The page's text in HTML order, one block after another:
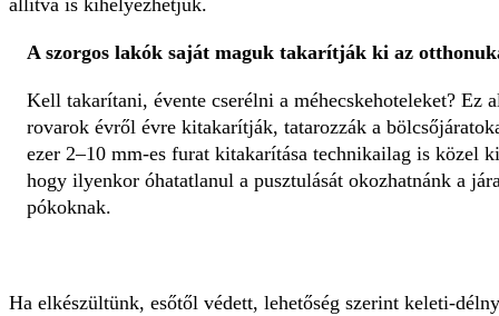
állítva is kihelyezhetjük.
A szorgos lakók saját maguk takarítják ki az
Kell takarítani, évente cserélni a méhecskehoteleket? Ez
rovarok évről évre kitakarítják, tatarozzák a
ezer 2–10 mm-es furat kitakarítása technikailag is közel
hogy ilyenkor óhatatlanul a pusztulását okozhatnánk a
pókoknak.
Ha elkészültünk, esőtől védett, lehetőség szerint keleti-